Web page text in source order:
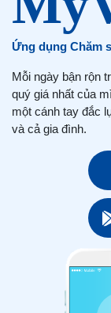
Ứng dụng Chăm
Mỗi ngày bận rộn
quý giá nhất của
một cánh tay đắc
và cả gia đình.